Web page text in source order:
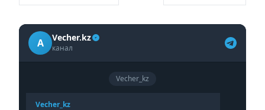
A Vecher.kz
канал
Vecher_kz
Vecher_kz